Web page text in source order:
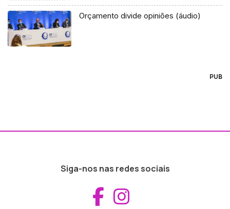
Orçamento divide opiniões (áudio)
PUB
Siga-nos nas redes sociais
Aceder ao